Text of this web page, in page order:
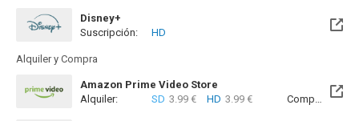
Disney+
Suscripción:
HD
Alquiler y Compra
Amazon Prime Video Store
Alquiler:
SD 3.99 € HD 3.99 € Compra: SD